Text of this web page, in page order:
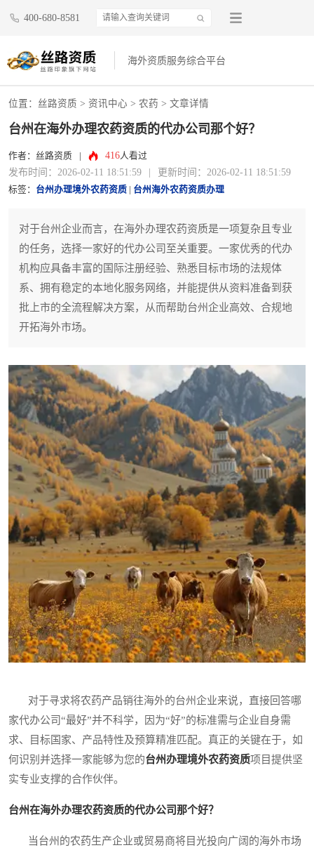
400-680-8581
海外资质服务综合平台
位置： 丝路资质 > 资讯中心 > 农药 > 文章详情
台州在海外办理农药资质的代办公司那个好？
作者：丝路资质 416人看过
发布时间：2026-02-11 18:51:59 更新时间：2026-02-11 18:51:59
标签： 台州办理境外农药资质 台州海外农药资质办理
对于台州企业而言，在海外办理农药资质是一项复杂且专业
的任务，选择一家好的代办公司至关重要。一家优秀的代办
机构应具备丰富的国际注册经验、熟悉目标市场的法规体
系、拥有稳定的本地化服务网络，并能提供从资料准备到获
批上市的全流程解决方案，从而帮助台州企业高效、合规地
开拓海外市场。
对于寻求将农药产品销往海外的台州企业来说，直接回答哪
家代办公司“最好”并不科学，因为“好”的标准需与企业自身需
求、目标国家、产品特性及预算精准匹配。真正的关键在于，如
何识别并选择一家能够为您的台州办理境外农药资质项目提供坚
实专业支撑的合作伙伴。
台州在海外办理农药资质的代办公司那个好？
当台州的农药生产企业或贸易商将目光投向广阔的海外市场